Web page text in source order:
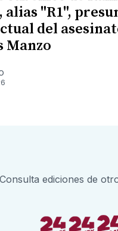
alias "R1",
del
Manzo
Consulta ediciones de